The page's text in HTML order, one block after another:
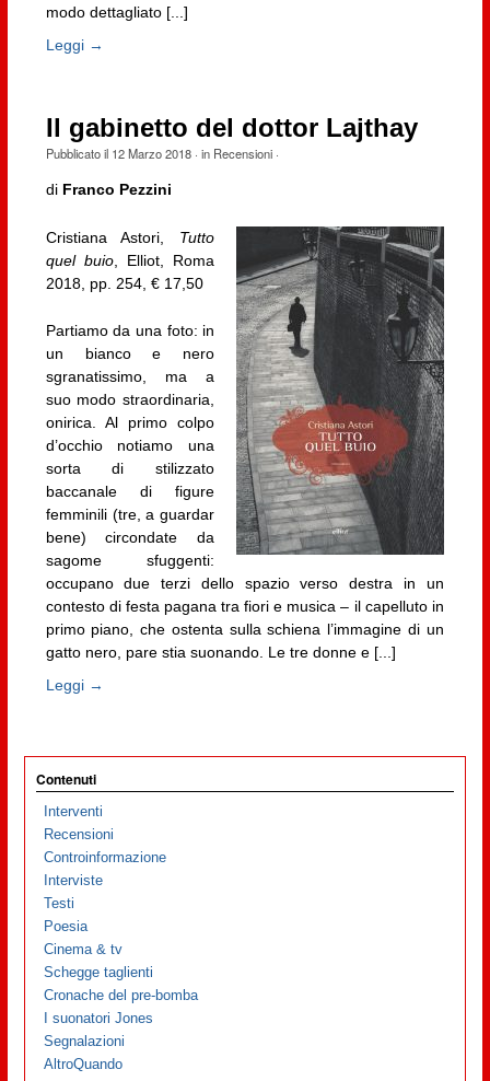
modo dettagliato [...]
Leggi →
Il gabinetto del dottor Lajthay
Pubblicato il 12 Marzo 2018· in Recensioni·
di Franco Pezzini
Cristiana Astori, Tutto
quel buio, Elliot, Roma
2018, pp. 254, € 17,50
Partiamo da una foto: in
un bianco e nero
sgranatissimo, ma a
suo modo straordinaria,
onirica. Al primo colpo
d’occhio notiamo una
sorta di stilizzato
baccanale di figure
femminili (tre, a guardar
bene) circondate da
sagome sfuggenti:
occupano due terzi dello spazio verso destra in un
contesto di festa pagana tra fiori e musica – il capelluto in
primo piano, che ostenta sulla schiena l’immagine di un
gatto nero, pare stia suonando. Le tre donne e [...]
Leggi →
Contenuti
Interventi
Recensioni
Controinformazione
Interviste
Testi
Poesia
Cinema & tv
Schegge taglienti
Cronache del pre-bomba
I suonatori Jones
Segnalazioni
AltroQuando